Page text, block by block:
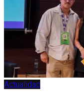
Actualidad